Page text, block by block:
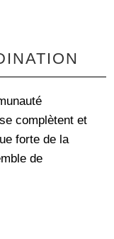
complètent et
forte de la
de